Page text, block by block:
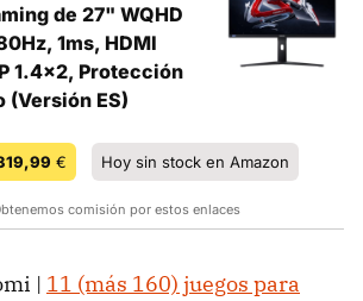
de 27" WQHD
1ms, HDMI
1.4x2, Protección
(Versión ES)
€ Hoy sin stock en Amazon
comisión por estos enlaces
| 11 (más 160) juegos para